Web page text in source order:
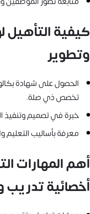
كيفية التأهيل
وتطوير
الحصول على شهادة
تخصص ذي صلة.
خبرة في تصميم وتنفيذ
معرفة بأساليب التعليم
أهم المهارات
أخصائية تدريب